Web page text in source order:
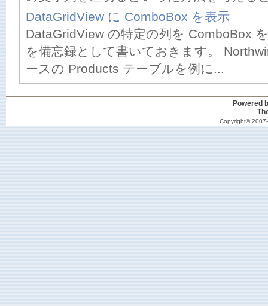
DataGridView に ComboBox を表示
DataGridView の特定の列を ComboBox
を備忘録として書いておきます。
ースの Products テーブルを例に...
Powered
Copyright©